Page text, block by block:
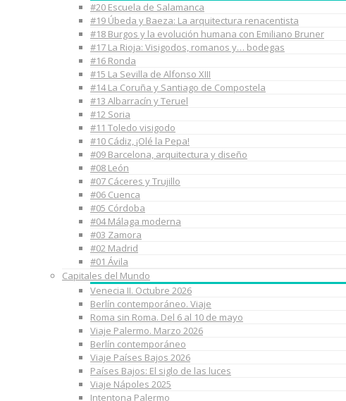
#20 Escuela de Salamanca
#19 Úbeda y Baeza: La arquitectura renacentista
#18 Burgos y la evolución humana con Emiliano Bruner
#17 La Rioja: Visigodos, romanos y… bodegas
#16 Ronda
#15 La Sevilla de Alfonso XIII
#14 La Coruña y Santiago de Compostela
#13 Albarracín y Teruel
#12 Soria
#11 Toledo visigodo
#10 Cádiz, ¡Olé la Pepa!
#09 Barcelona, arquitectura y diseño
#08 León
#07 Cáceres y Trujillo
#06 Cuenca
#05 Córdoba
#04 Málaga moderna
#03 Zamora
#02 Madrid
#01 Ávila
Capitales del Mundo
Venecia II. Octubre 2026
Berlín contemporáneo. Viaje
Roma sin Roma. Del 6 al 10 de mayo
Viaje Palermo. Marzo 2026
Berlín contemporáneo
Viaje Países Bajos 2026
Países Bajos: El siglo de las luces
Viaje Nápoles 2025
Intentona Palermo